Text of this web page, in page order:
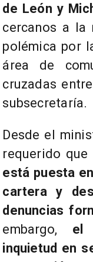
de León y
cercanos a la
polémica por
área de
cruzadas
subsecretaría.
Desde el
requerido que
está puesta
cartera y
denuncias
embargo, el
inquietud en